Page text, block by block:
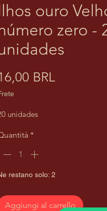
ouro
zero -
BRLPrezzo
unidades
*
restano solo: 2
Aggiungi al carrello